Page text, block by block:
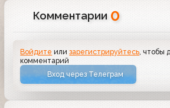
Комментарии 0
Войдите илизарегистрируйтесь, чтобы
комментарий
Вход через Телеграм